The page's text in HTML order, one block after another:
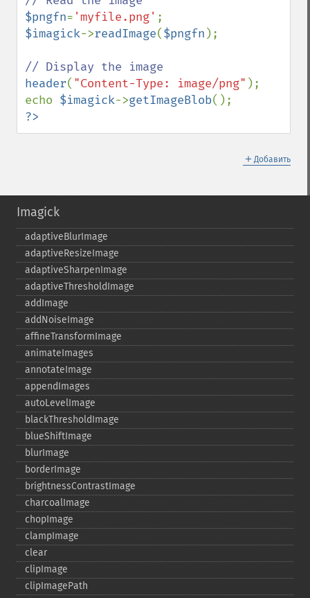
$pngfn= 'myfile.png'
$imagick->readImage($pngfn );
header( "Content-Type: image/png" );
echo $imagick->getImageBlob
?>
＋ Добавить
Imagick
adaptiveBlurImage
adaptiveResizeImage
adaptiveSharpenImage
adaptiveThresholdImage
addImage
addNoiseImage
affineTransformImage
animateImages
annotateImage
appendImages
autoLevelImage
blackThresholdImage
blueShiftImage
blurImage
borderImage
brightnessContrastImage
charcoalImage
chopImage
clampImage
clear
clipImage
clipImagePath